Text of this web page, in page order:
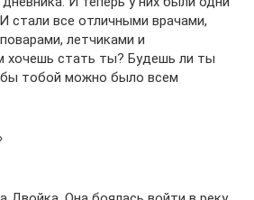
стали все отличными врачами,
летчиками и
хочешь стать ты? Будешь ли ты
тобой можно было всем